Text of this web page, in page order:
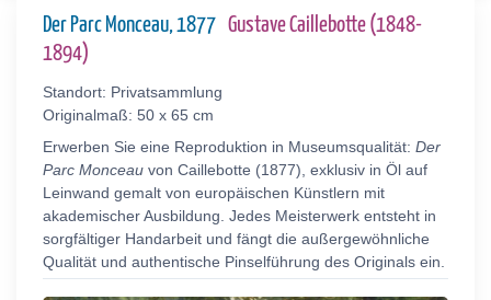
Der Parc Monceau, 1877 Gustave Caillebotte (1848-
1894)
Standort: Privatsammlung
Originalmaß: 50 x 65 cm
Erwerben Sie eine Reproduktion in Museumsqualität: Der
Parc Monceau von Caillebotte (1877), exklusiv in Öl auf
Leinwand gemalt von europäischen Künstlern mit
akademischer Ausbildung. Jedes Meisterwerk entsteht in
sorgfältiger Handarbeit und fängt die außergewöhnliche
Qualität und authentische Pinselführung des Originals ein.